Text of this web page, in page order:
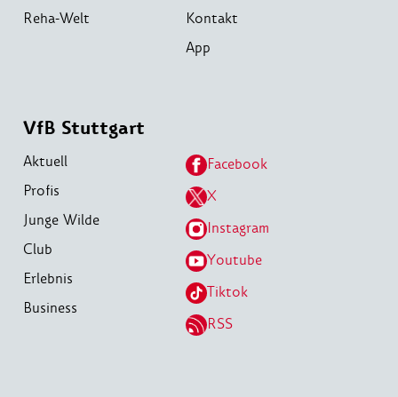
Reha-Welt
Kontakt
App
VfB Stuttgart
Aktuell
Profis
Junge Wilde
Club
Erlebnis
Business
Facebook
X
Instagram
Youtube
Tiktok
RSS